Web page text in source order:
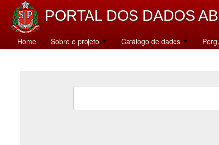
PORTAL DOS DADOS
Home Sobre o projeto Catálogo de dados